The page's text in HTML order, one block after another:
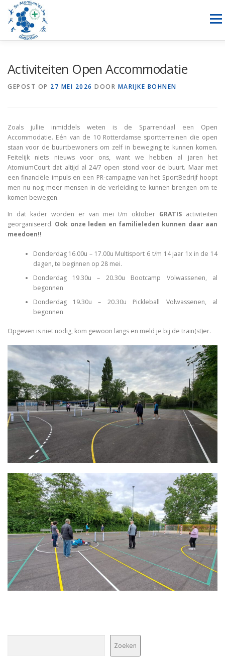
naar
inhoud
Menu
Activiteiten Open Accommodatie
GEPOST OP 27 MEI 2026 DOOR MARIJKE BOHNEN
Zoals jullie inmiddels weten is de Sparrendaal een Open
Accommodatie. Eén van de 10 Rotterdamse sportterreinen die open
staan voor de buurtbewoners om zelf in beweging te kunnen komen.
Feitelijk niets nieuws voor ons, want we hebben al jaren het
AtomiumCourt dat altijd al 24/7 open stond voor de buurt. Maar met
een financiële impuls en een PR-campagne van het SportBedrijf hoopt
men nu nog meer mensen in de verleiding te kunnen brengen om te
komen bewegen.
In dat kader worden er van mei t/m oktober GRATIS activiteiten
georganiseerd. Ook onze leden en familieleden kunnen daar aan
meedoen!!
Donderdag 16.00u – 17.00u Multisport 6 t/m 14 jaar 1x in de 14
dagen, te beginnen op 28 mei.
Donderdag 19.30u – 20.30u Bootcamp Volwassenen, al
begonnen
Donderdag 19.30u – 20.30u Pickleball Volwassenen, al
begonnen
Opgeven is niet nodig, kom gewoon langs en meld je bij de train(st)er.
Zoeken